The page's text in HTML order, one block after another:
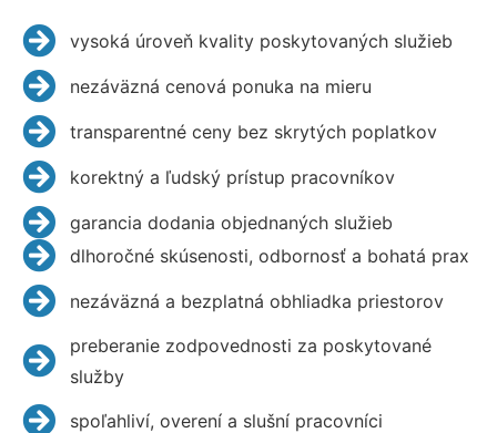
vysoká úroveň kvality poskytovaných služieb
nezáväzná cenová ponuka na mieru
transparentné ceny bez skrytých poplatkov
korektný a ľudský prístup pracovníkov
garancia dodania objednaných služieb
dlhoročné skúsenosti, odbornosť a bohatá prax
nezáväzná a bezplatná obhliadka priestorov
preberanie zodpovednosti za poskytované
služby
spoľahliví, overení a slušní pracovníci